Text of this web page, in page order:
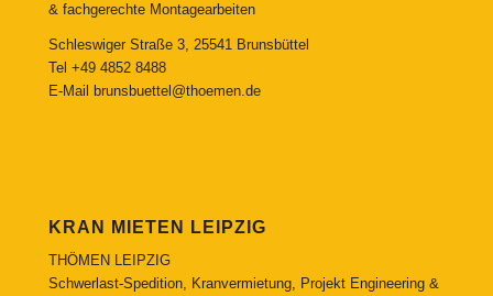
& fachgerechte Montagearbeiten
Schleswiger Straße 3, 25541 Brunsbüttel
Tel +49 4852 8488
E-Mail
brunsbuettel@thoemen.de
KRAN MIETEN LEIPZIG
THÖMEN LEIPZIG
Schwerlast-Spedition, Kranvermietung, Projekt Engineering &